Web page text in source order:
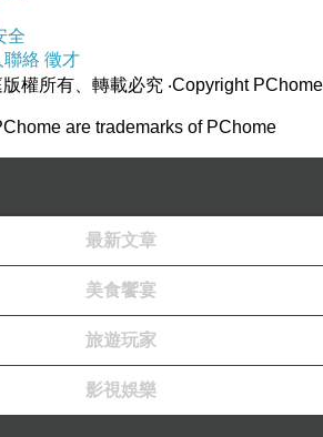
證照、TOEIC，歡迎來信洽詢
證書製作|買學歷|買證書|買學
|買TOEIC|買多益證書|畢業證
證照、TOEIC，歡迎來信洽詢
普發一萬 普發1萬普發一萬 普
發1萬普發一萬 普發1萬普發一
普發一萬 普發1萬普發一萬 普
發1萬普發一萬 普發1萬普發一
全
聯絡 徵才
版權所有、轉載必究 ‧Copyright PChome
are trademarks of PChome
最新文章
美食饗宴
旅遊玩家
影視娛樂